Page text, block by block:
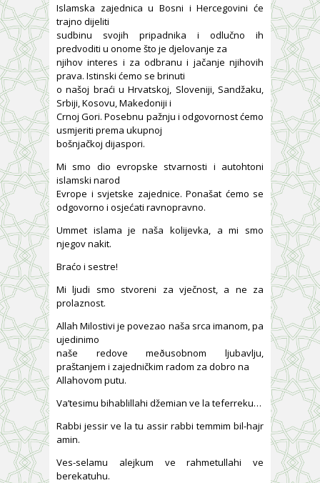
Islamska zajednica u Bosni i Hercegovini će
trajno dijeliti
sudbinu svojih pripadnika i odlučno ih
predvoditi u onome što je djelovanje za
njihov interes i za odbranu i jačanje njihovih
prava. Istinski ćemo se brinuti
o našoj braći u Hrvatskoj, Sloveniji, Sandžaku,
Srbiji, Kosovu, Makedoniji i
Crnoj Gori. Posebnu pažnju i odgovornost ćemo
usmjeriti prema ukupnoj
bošnjačkoj dijaspori.
Mi smo dio evropske stvarnosti i autohtoni
islamski narod
Evrope i svjetske zajednice. Ponašat ćemo se
odgovorno i osjećati ravnopravno.
Ummet islama je naša kolijevka, a mi smo
njegov nakit.
Braćo i sestre!
Mi ljudi smo stvoreni za vječnost, a ne za
prolaznost.
Allah Milostivi je povezao naša srca imanom, pa
ujedinimo
naše redove meðusobnom ljubavlju,
praštanjem i zajedničkim radom za dobro na
Allahovom putu.
Va’tesimu bihablillahi džemian ve la teferreku…
Rabbi jessir ve la tu assir rabbi temmim bil-hajr
amin.
Ves-selamu alejkum ve rahmetullahi ve
berekatuhu.